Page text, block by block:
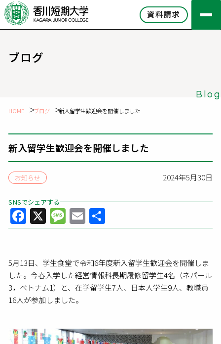
資料請求
ブログ
Blog
HOME ブログ 新入留学生歓迎会を開催しました
新入留学生歓迎会を開催しました
お知らせ 2024年5月30日
SNSでシェアする
Facebook
X Message
Email
有
5月13日、学生食堂で令和6年度新入留学生歓迎会を開催しま
した。今春入学した経営情報科長期履修留学生4名（ネパール
3，ベトナム1）と、在学留学生7人、日本人学生9人、教職員
16人が参加しました。